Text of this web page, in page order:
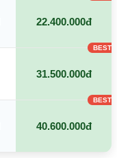
22.400.000đ
31.500.000đ
40.600.000đ